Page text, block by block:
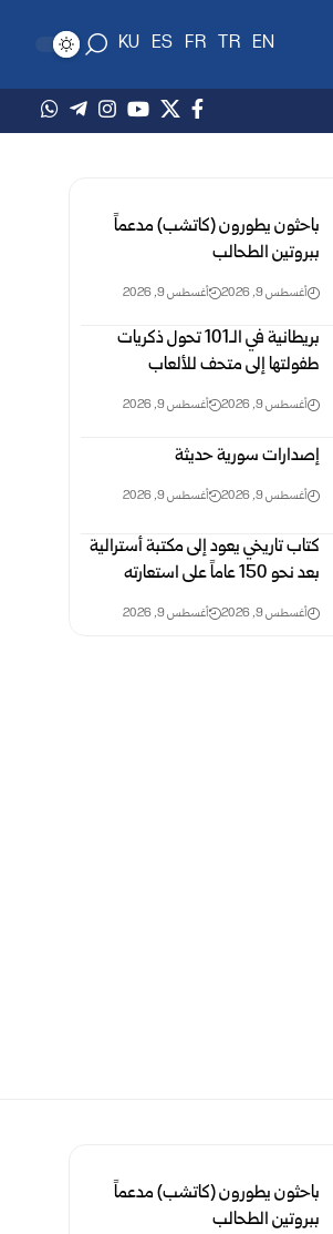
EN
TR
FR
ES
KU
باحثون يطورون (كاتشب) مدعماً
ببروتين الطحالب
أغسطس 9, 2026 أغسطس 9, 2026
بريطانية في الـ101 تحول ذكريات
طفولتها إلى متحف للألعاب
أغسطس 9, 2026 أغسطس 9, 2026
إصدارات سورية حديثة
أغسطس 9, 2026 أغسطس 9, 2026
كتاب تاريخي يعود إلى مكتبة أسترالية
بعد نحو 150 عاماً على استعارته
أغسطس 9, 2026 أغسطس 9, 2026
باحثون يطورون (كاتشب) مدعماً
ببروتين الطحالب